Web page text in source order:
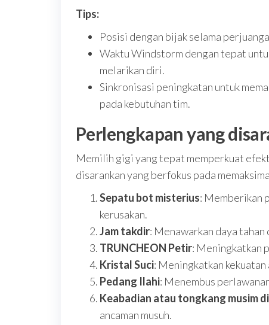
Tips:
Posisi dengan bijak selama
Waktu Windstorm dengan tepat
melarikan diri.
Sinkronisasi peningkatan untuk
pada kebutuhan tim.
Perlengkapan yang
Memilih gigi yang tepat memperkuat
disarankan yang berfokus pada
Sepatu bot misterius: Memberikan
kerusakan.
Jam takdir: Menawarkan daya
TRUNCHEON Petir: Meningkatkan
Kristal Suci: Meningkatkan
Pedang Ilahi: Menembus
Keabadian atau tongkang musim
ancaman musuh.